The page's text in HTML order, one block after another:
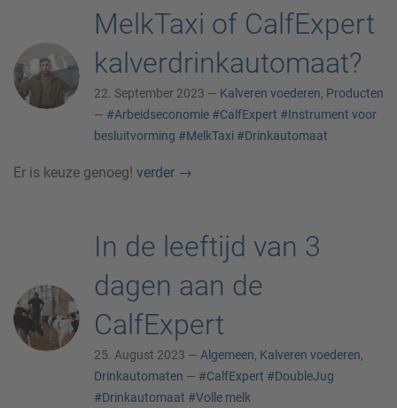
MelkTaxi of CalfExpert
kalverdrinkautomaat?
22. September 2023 — Kalveren voederen, Producten
— #Arbeidseconomie #CalfExpert #Instrument voor
besluitvorming #MelkTaxi #Drinkautomaat
Er is keuze genoeg! verder →
In de leeftijd van 3
dagen aan de
CalfExpert
25. August 2023 — Algemeen, Kalveren voederen,
Drinkautomaten — #CalfExpert #DoubleJug
#Drinkautomaat #Volle melk